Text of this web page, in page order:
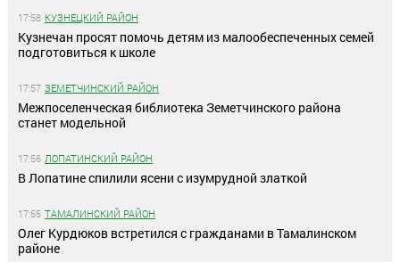
17:58 КУЗНЕЦКИЙ РАЙОН
Кузнечан просят помочь детям из малообеспеченных семей
подготовиться к школе
17:57 ЗЕМЕТЧИНСКИЙ РАЙОН
Межпоселенческая библиотека Земетчинского района
станет модельной
17:56 ЛОПАТИНСКИЙ РАЙОН
В Лопатине спилили ясени с изумрудной златкой
17:55 ТАМАЛИНСКИЙ РАЙОН
Олег Курдюков встретился с гражданами в Тамалинском
районе